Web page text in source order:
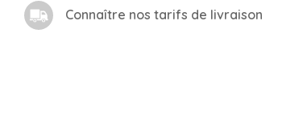
Connaître nos tarifs de livraison